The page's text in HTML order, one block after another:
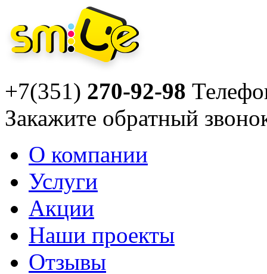
+7(351) 270-92-98
Закажите обратный
О компании
Услуги
Акции
Наши проекты
Отзывы